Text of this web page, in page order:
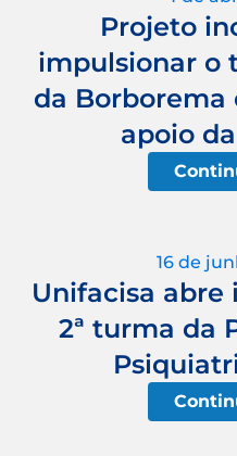
Projeto
impulsionar o
da Borborema
apoio
16 de
Unifacisa abre
2ª turma da